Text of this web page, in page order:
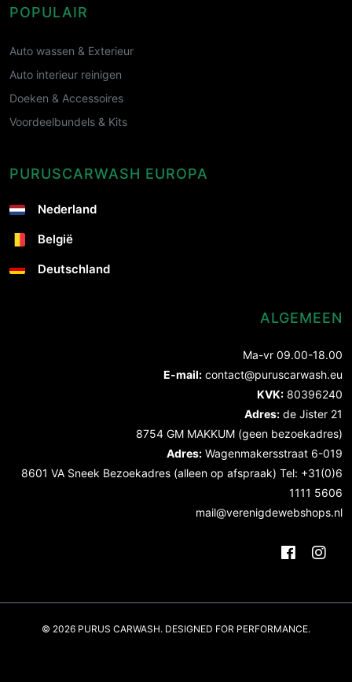
POPULAIR
Auto wassen & Exterieur
Auto interieur reinigen
Doeken & Accessoires
Voordeelbundels & Kits
PURUSCARWASH EUROPA
Nederland
België
Deutschland
ALGEMEEN
Ma-vr 09.00-18.00
E-mail: contact@puruscarwash.eu
KVK: 80396240
Adres: de Jister 21
8754 GM MAKKUM (geen bezoekadres)
Adres: Wagenmakersstraat 6-019
8601 VA Sneek Bezoekadres (alleen op afspraak) Tel: +31(0)6
1111 5606
mail@verenigdewebshops.nl
© 2026 PURUS CARWASH. DESIGNED FOR PERFORMANCE.